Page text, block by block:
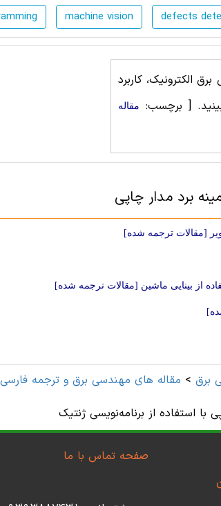
machine vision defects
الکترونیک، کاربرد
[ برچسب: مقاله
برد مدار چاپی
[مقالات ترجمه شده]
از بینایی ماشین [مقالات ترجمه شده]
برق > مقاله های مهندسی برق و ترجمه فارسی
با استفاده از برنامه‌نویسی ژنتیک
صفحه تماس با ما